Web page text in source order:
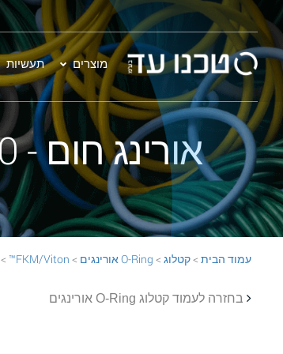
מוצרים תעשיות
אורינג חום - 234.00×3.00 FKM/Viton™ 75 BROWN O-Ring
עמוד הבית >קטלוג > O-Ring אורינגים >
FKM/Viton™
> 234.00×3.00 FKM/Viton™ 75 BROWN O-Ring
בחזרה לעמוד קטלוג O-Ring אורינגים